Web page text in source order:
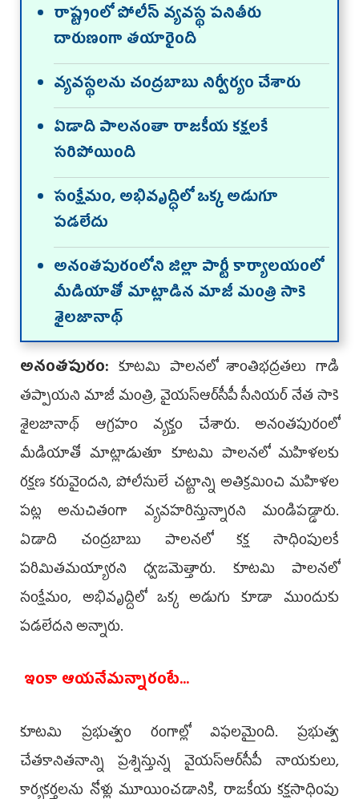
రాష్ట్రంలో పోలీస్ వ్య‌వ‌స్థ ప‌నితీరు
దారుణంగా తయారైంది
వ్యవస్థలను చంద్రబాబు నిర్వీర్యం చేశారు
ఏడాది పాల‌నంతా రాజ‌కీయ క‌క్ష‌ల‌కే
స‌రిపోయింది
సంక్షేమం, అభివృద్ధిలో ఒక్క అడుగూ
ప‌డ‌లేదు
అనంతపురంలోని జిల్లా పార్టీ కార్యాలయంలో
మీడియాతో మాట్లాడిన మాజీ మంత్రి సాకె
శైలజానాథ్
అనంత‌పురం: కూటమి పాలనలో శాంతిభద్రతలు గాడి
తప్పాయని మాజీ మంత్రి, వైయస్ఆర్‌సీపీ సీనియర్ నేత సాకె
శైలజానాథ్ ఆగ్రహం వ్యక్తం చేశారు. అనంతపురంలో
మీడియాతో మాట్లాడుతూ కూటమి పాలనలో మహిళలకు
రక్షణ కరువైందని, పోలీసులే చట్టాన్ని అతిక్రమించి మహిళల
పట్ల అనుచితంగా వ్యవహరిస్తున్నారని మండిపడ్డారు.
ఏడాది చంద్రబాబు పాలనలో కక్ష సాధింపులకే
పరిమితమయ్యారని ధ్వజమెత్తారు. కూటమి పాలనలో
సంక్షేమం, అభివృద్దిలో ఒక్క అడుగు కూడా ముందుకు
పడలేదని అన్నారు.
ఇంకా ఆయనేమన్నారంటే...
కూటమి ప్రభుత్వం రంగాల్లో విఫలమైంది. ప్ర‌భుత్వ
చేత‌కానిత‌నాన్ని ప్ర‌శ్నిస్తున్న వైయస్ఆర్‌సీపీ నాయ‌కులు,
కార్య‌క‌ర్త‌ల‌ను నోళ్లు మూయించ‌డానికి, రాజ‌కీయ క‌క్ష‌సాధింపు